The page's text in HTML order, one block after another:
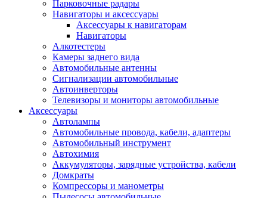
Втулки/подшипники/бушинги
Девелоперы
Дозирущие лезвия
Другие зип
Кабели
Крышки
Лампы
Лотки, кассеты
Моторы/двигатели/редукторы
Платы форматирования
Ракели
Ролики/наборы роликов/насадки
Сервисные наборы
Смазки
Парковочные радары
Навигаторы и аксессуары
Аксессуары к навигаторам
Навигаторы
Алкотестеры
Камеры заднего вида
Автомобильные антенны
Сигнализации автомобильные
Автоинверторы
Телевизоры и мониторы автомобильные
Аксессуары
Автолампы
Автомобильные провода, кабели, адаптеры
Автомобильный инструмент
Автохимия
Аккумуляторы, зарядные устройства, кабели
Домкраты
Компрессоры и манометры